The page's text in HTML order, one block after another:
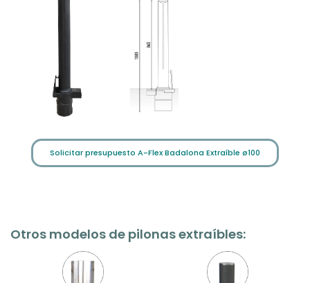
Solicitar presupuesto A-Flex Badalona Extraíble ø100
Otros modelos de pilonas extraíbles: